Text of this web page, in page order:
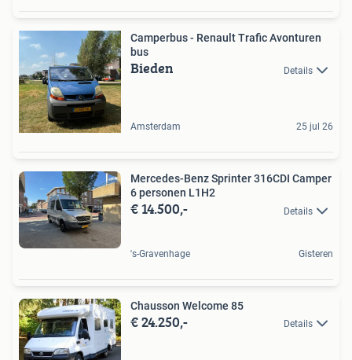
Camperbus - Renault Trafic Avonturen
bus
Bieden Details
Amsterdam 25 jul 26
Mercedes-Benz Sprinter 316CDI Camper
6 personen L1H2
€ 14.500,- Details
's-Gravenhage Gisteren
Chausson Welcome 85
€ 24.250,- Details